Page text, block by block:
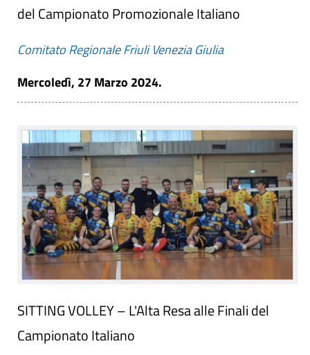
del Campionato Promozionale Italiano
Comitato Regionale Friuli Venezia Giulia
Mercoledì, 27 Marzo 2024.
SITTING VOLLEY – L'Alta Resa alle Finali del
Campionato Italiano